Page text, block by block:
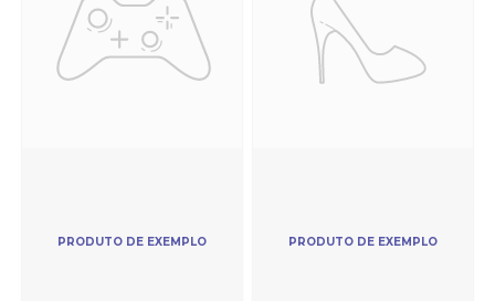
PRODUTO DE EXEMPLO PRODUTO DE EXEMPLO